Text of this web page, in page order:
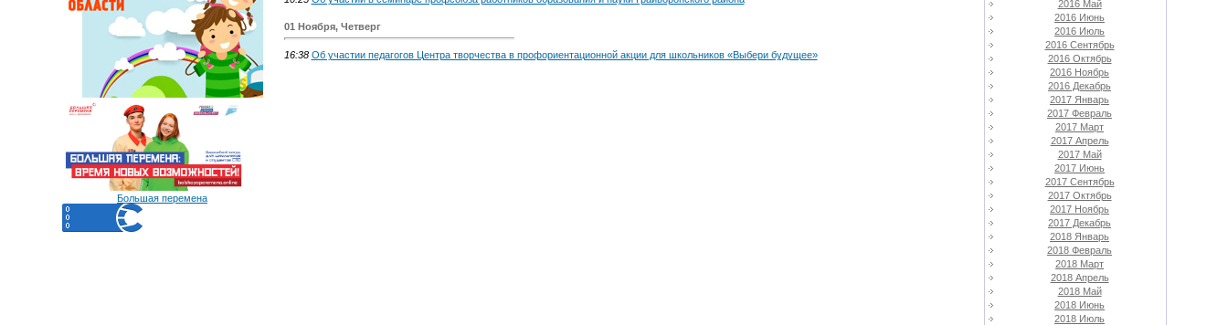
Большая перемена
01 Ноября, Четверг
16:38 Об участии педагогов Центра творчества в профориентационной акции для школьников «Выбери будущее»
2016 Май
2016 Июнь
2016 Июль
2016 Сентябрь
2016 Октябрь
2016 Ноябрь
2016 Декабрь
2017 Январь
2017 Февраль
2017 Март
2017 Апрель
2017 Май
2017 Июнь
2017 Сентябрь
2017 Октябрь
2017 Ноябрь
2017 Декабрь
2018 Январь
2018 Февраль
2018 Март
2018 Апрель
2018 Май
2018 Июнь
2018 Июль